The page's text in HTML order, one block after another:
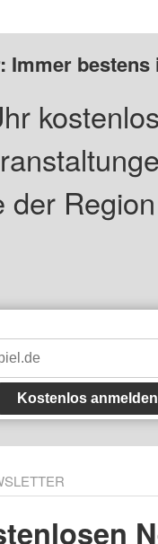
Immer
der
Kostenlos anmelden